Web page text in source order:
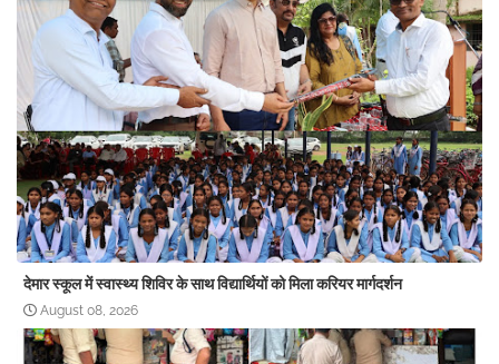
देमार स्कूल में स्वास्थ्य शिविर के साथ विद्यार्थियों को मिला करियर मार्गदर्शन
August 08, 2026